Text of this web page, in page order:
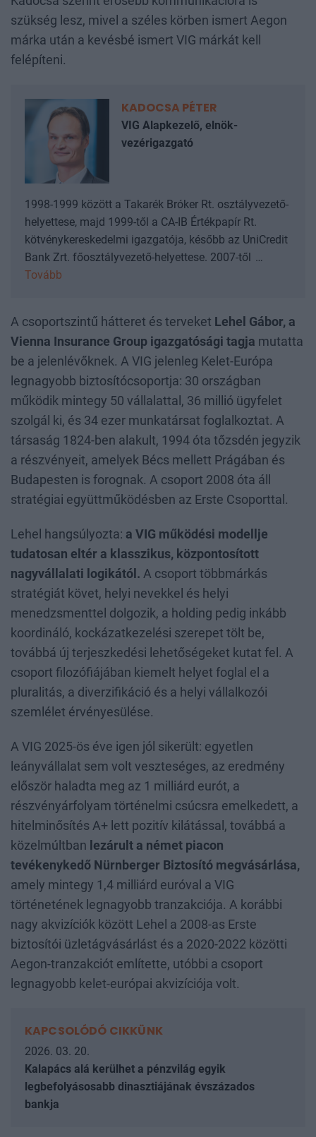
szükség lesz, mivel a széles körben ismert Aegon
márka után a kevésbé ismert VIG márkát kell
felépíteni.
KADOCSA PÉTER
VIG Alapkezelő, elnök-
vezérigazgató
1998-1999 között a Takarék Bróker Rt. osztályvezető-
helyettese, majd 1999-től a CA-IB Értékpapír Rt.
kötvénykereskedelmi igazgatója, később az UniCredit
Bank Zrt. főosztályvezető-helyettese. 2007-től …
Tovább
A csoportszintű hátteret és terveket Lehel Gábor, a
Vienna Insurance Group igazgatósági tagja mutatta
be a jelenlévőknek. A VIG jelenleg Kelet-Európa
legnagyobb biztosítócsoportja: 30 országban
működik mintegy 50 vállalattal, 36 millió ügyfelet
szolgál ki, és 34 ezer munkatársat foglalkoztat. A
társaság 1824-ben alakult, 1994 óta tőzsdén jegyzik
a részvényeit, amelyek Bécs mellett Prágában és
Budapesten is forognak. A csoport 2008 óta áll
stratégiai együttműködésben az Erste Csoporttal.
Lehel hangsúlyozta: a VIG működési modellje
tudatosan eltér a klasszikus, központosított
nagyvállalati logikától. A csoport többmárkás
stratégiát követ, helyi nevekkel és helyi
menedzsmenttel dolgozik, a holding pedig inkább
koordináló, kockázatkezelési szerepet tölt be,
továbbá új terjeszkedési lehetőségeket kutat fel. A
csoport filozófiájában kiemelt helyet foglal el a
pluralitás, a diverzifikáció és a helyi vállalkozói
szemlélet érvényesülése.
A VIG 2025-ös éve igen jól sikerült: egyetlen
leányvállalat sem volt veszteséges, az eredmény
először haladta meg az 1 milliárd eurót, a
részvényárfolyam történelmi csúcsra emelkedett, a
hitelminősítés A+ lett pozitív kilátással, továbbá a
közelmúltban lezárult a német piacon
tevékenykedő Nürnberger Biztosító megvásárlása,
amely mintegy 1,4 milliárd euróval a VIG
történetének legnagyobb tranzakciója. A korábbi
nagy akvizíciók között Lehel a 2008-as Erste
biztosítói üzletágvásárlást és a 2020-2022 közötti
Aegon-tranzakciót említette, utóbbi a csoport
legnagyobb kelet-európai akvizíciója volt.
KAPCSOLÓDÓ CIKKÜNK
2026. 03. 20.
Kalapács alá kerülhet a pénzvilág egyik
legbefolyásosabb dinasztiájának évszázados
bankja